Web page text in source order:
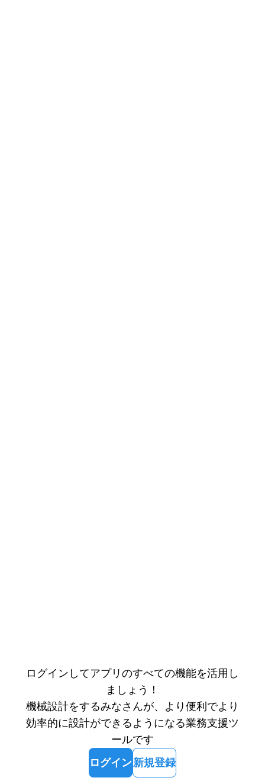
ログインしてアプリのすべての機能を活用し
ましょう！
機械設計をするみなさんが、より便利でより
効率的に設計ができるようになる業務支援ツ
ールです
ログイン新規登録